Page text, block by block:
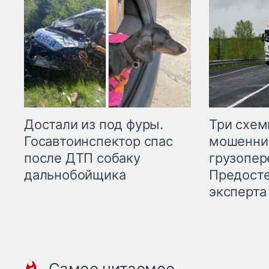
Достали из под фуры.
Госавтоинспектор спас
после ДТП собаку
дальнобойщика
Три
эксперта